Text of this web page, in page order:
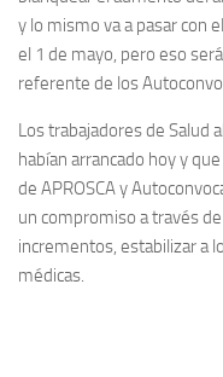
y lo mismo va a pasar con
el 1 de mayo, pero eso
referente de los
Los trabajadores de Salud
habían arrancado hoy y
de APROSCA y
un compromiso a través
incrementos, estabilizar a
médicas.